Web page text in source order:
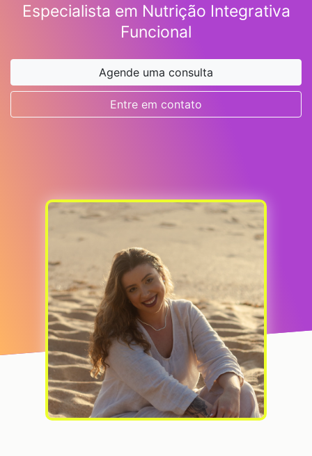
Especialista em Nutrição Integrativa
Funcional
Agende uma consulta
Entre em contato